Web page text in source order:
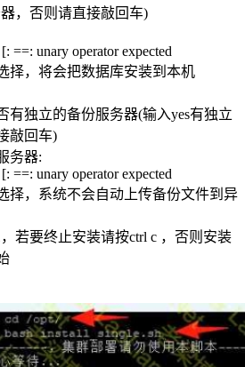
，否则请直接敲回车)
==: unary operator expected
择，将会把数据库安装到本机
有独立的备份服务器(输入yes有独立
敲回车)
务器:
==: unary operator expected
择，系统不会自动上传备份文件到异
若要终止安装请按ctrl c ，否则安装